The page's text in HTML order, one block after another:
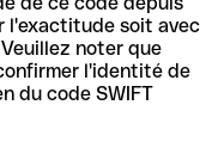
l'exactitude soit avec
noter que
l'identité de
du code SWIFT